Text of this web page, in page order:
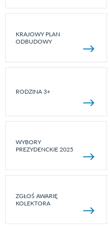
KRAJOWY PLAN
ODBUDOWY
RODZINA 3+
WYBORY
PREZYDENCKIE 2025
ZGŁOŚ AWARIĘ
KOLEKTORA